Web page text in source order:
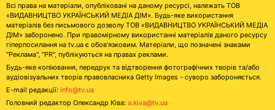
Всі права на матеріали, опубліковані на даному ресурсі, належать ТОВ
«ВИДАВНИЦТВО УКРАЇНСЬКИЙ МЕДІА ДІМ». Будь-яке використання
матеріалів без письмового дозволу ТОВ «ВИДАВНИЦТВО УКРАЇНСЬКИЙ МЕДІА
ДІМ» заборонено. При правомірному використанні матеріалів даного ресурсу
гіперпосилання на tv.ua є обов'язковим. Матеріали, що позначені знаками
"Реклама", "PR", публікуються на правах реклами.
Будь-яке копіювання, передрук та відтворення фотографічних творів та/або
аудіовізуальних творів правовласника Getty Images - суворо забороняється.
E-mail редакції: info@tv.ua
Головний редактор Олександр Ківа: a.kiva@tv.ua